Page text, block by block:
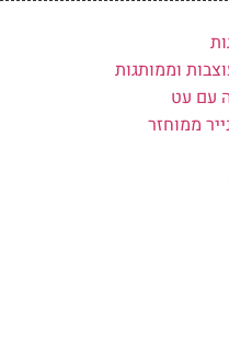
וממותגות
עם עט
ממוחזר